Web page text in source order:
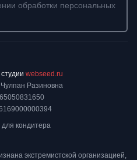
обработки персональных
Разиновна
кондитера
webseed.ru
экстремистской организацией,